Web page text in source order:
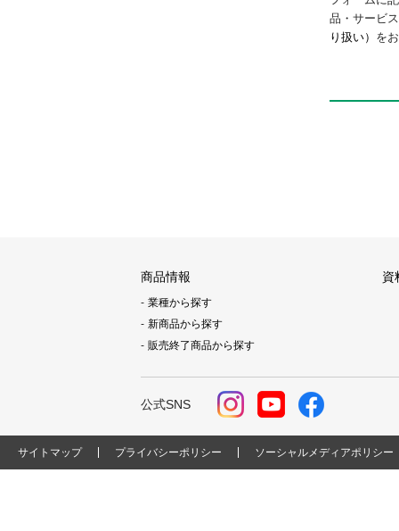
品・サービ
り扱い） を
商品情報
業種から探す
新商品から探す
販売終了商品から探す
資
公式SNS
サイトマップ プライバシーポリシー ソーシャルメディアポリシー